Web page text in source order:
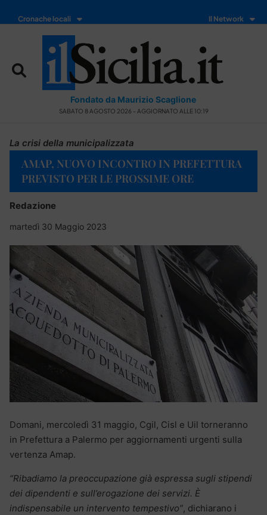
Cronache locali Il Network
Fondato da Maurizio Scaglione
SABATO 8 AGOSTO 2026 - AGGIORNATO ALLE 10:19
La crisi della municipalizzata
AMAP, NUOVO INCONTRO IN PREFETTURA
PREVISTO PER LE PROSSIME ORE
Redazione
martedì 30 Maggio 2023
Domani, mercoledì 31 maggio, Cgil, Cisl e Uil torneranno
in Prefettura a Palermo per aggiornamenti urgenti sulla
vertenza Amap.
“Ribadiamo la preoccupazione già espressa sugli stipendi
dei dipendenti e sull’erogazione dei servizi. È
indispensabile un intervento tempestivo”, dichiarano i